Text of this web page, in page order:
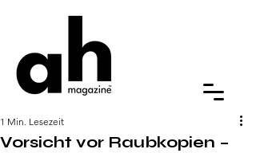
Vorsicht vor Raubkopien –
1 Min. Lesezeit